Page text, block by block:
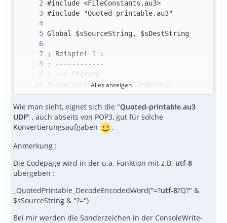
Alles anzeigen
Wie man sieht, eignet sich die "Quoted-printable.au3
UDF" , auch abseits von POP3, gut für solche
Konvertierungsaufgaben
.
Anmerkung :
Die Codepage wird in der u.a. Funktion mit z.B. utf-8
übergeben :
_QuotedPrintable_DecodeEncodedWord("=?utf-8?Q?" &
$sSourceString & "?=")
Bei mir werden die Sonderzeichen in der ConsoleWrite-